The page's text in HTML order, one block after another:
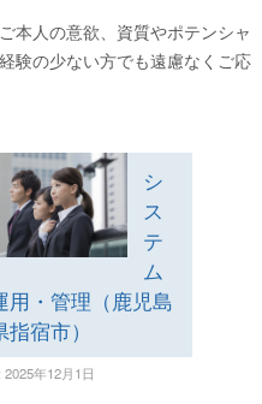
本人の意欲、資質やポテンシャ
験の少ない方でも遠慮なくご応
シ
ス
テ
ム
用・管理（鹿児島
指宿市）
2025年12月1日